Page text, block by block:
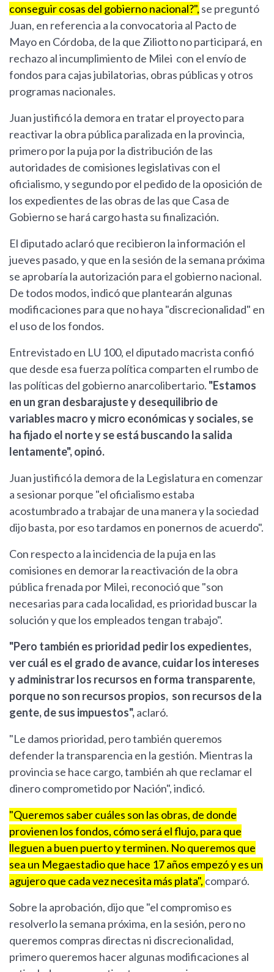
conseguir cosas del gobierno nacional?", se preguntó
Juan, en referencia a la convocatoria al Pacto de
Mayo en Córdoba, de la que Ziliotto no participará, en
rechazo al incumplimiento de Milei con el envío de
fondos para cajas jubilatorias, obras públicas y otros
programas nacionales.
Juan justificó la demora en tratar el proyecto para
reactivar la obra pública paralizada en la provincia,
primero por la puja por la distribución de las
autoridades de comisiones legislativas con el
oficialismo, y segundo por el pedido de la oposición de
los expedientes de las obras de las que Casa de
Gobierno se hará cargo hasta su finalización.
El diputado aclaró que recibieron la información el
jueves pasado, y que en la sesión de la semana próxima
se aprobaría la autorización para el gobierno nacional.
De todos modos, indicó que plantearán algunas
modificaciones para que no haya "discrecionalidad" en
el uso de los fondos.
Entrevistado en LU 100, el diputado macrista confió
que desde esa fuerza política comparten el rumbo de
las políticas del gobierno anarcolibertario. "Estamos
en un gran desbarajuste y desequilibrio de
variables macro y micro económicas y sociales, se
ha fijado el norte y se está buscando la salida
lentamente", opinó.
Juan justificó la demora de la Legislatura en comenzar
a sesionar porque "el oficialismo estaba
acostumbrado a trabajar de una manera y la sociedad
dijo basta, por eso tardamos en ponernos de acuerdo".
Con respecto a la incidencia de la puja en las
comisiones en demorar la reactivación de la obra
pública frenada por Milei, reconoció que "son
necesarias para cada localidad, es prioridad buscar la
solución y que los empleados tengan trabajo".
"Pero también es prioridad pedir los expedientes,
ver cuál es el grado de avance, cuidar los intereses
y administrar los recursos en forma transparente,
porque no son recursos propios, son recursos de la
gente, de sus impuestos",aclaró.
"Le damos prioridad, pero también queremos
defender la transparencia en la gestión. Mientras la
provincia se hace cargo, también ah que reclamar el
dinero comprometido por Nación", indicó.
"Queremos saber cuáles son las obras, de donde
provienen los fondos, cómo será el flujo, para que
lleguen a buen puerto y terminen. No queremos que
sea un Megaestadio que hace 17 años empezó y es un
agujero que cada vez necesita más plata", comparó.
Sobre la aprobación, dijo que "el compromiso es
resolverlo la semana próxima, en la sesión, pero no
queremos compras directas ni discrecionalidad,
primero queremos hacer algunas modificaciones al